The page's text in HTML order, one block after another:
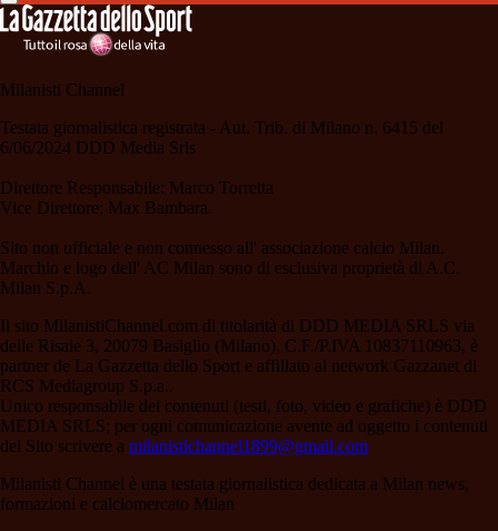
Milanisti Channel
Testata giornalistica registrata - Aut. Trib. di Milano n. 6415 del
6/06/2024 DDD Media Srls
Direttore Responsabile: Marco Torretta
Vice Direttore: Max Bambara.
Sito non ufficiale e non connesso all' associazione calcio Milan.
Marchio e logo dell' AC Milan sono di esclusiva proprietà di A.C.
Milan S.p.A.
Il sito MilanistiChannel.com di titolarità di DDD MEDIA SRLS via
delle Risaie 3, 20079 Basiglio (Milano), C.F./P.IVA 10837110963, è
partner de La Gazzetta dello Sport e affiliato al network Gazzanet di
RCS Mediagroup S.p.a..
Unico responsabile dei contenuti (testi, foto, video e grafiche) è DDD
MEDIA SRLS; per ogni comunicazione avente ad oggetto i contenuti
del Sito scrivere a milanistichannel1899@gmail.com
Milanisti Channel è una testata giornalistica dedicata a Milan news,
formazioni e calciomercato Milan